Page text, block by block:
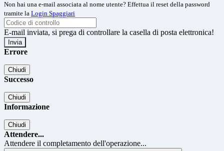
Non hai una e-mail associata al nome utente? Effettua il reset della password
tramite la Login Spaggiari
E-mail inviata, si prega di controllare la casella di posta elettronica!
Errore
Chiudi
Successo
Chiudi
Informazione
Chiudi
Attendere...
Attendere il completamento dell'operazione...